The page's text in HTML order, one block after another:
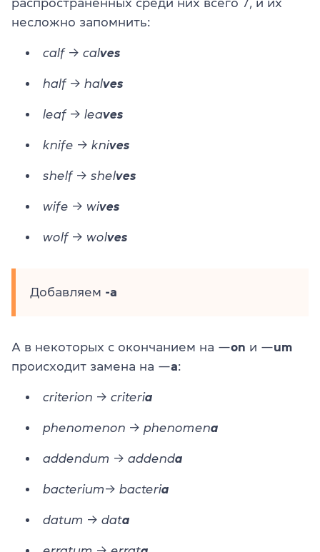
несложно запомнить:
calf → calves
half → halves
leaf → leaves
knife → knives
shelf → shelves
wife → wives
wolf → wolves
Добавляем -a
А в некоторых с окончанием на —on и —um
происходит замена на —a:
criterion → criteria
phenomenon → phenomena
addendum → addenda
bacterium→ bacteria
datum → data